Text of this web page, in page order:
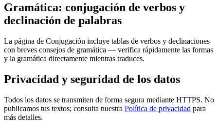
Gramática: conjugación de verbos y
declinación de palabras
La página de Conjugación incluye tablas de verbos y declinaciones
con breves consejos de gramática — verifica rápidamente las formas
y la gramática directamente mientras traduces.
Privacidad y seguridad de los datos
Todos los datos se transmiten de forma segura mediante HTTPS. No
publicamos tus textos; consulta nuestra Política de privacidad para
más detalles.